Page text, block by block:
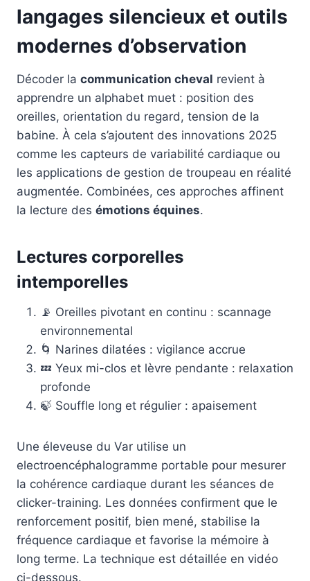
langages silencieux et outils
modernes d’observation
Décoder la communication cheval revient à
apprendre un alphabet muet : position des
oreilles, orientation du regard, tension de la
babine. À cela s’ajoutent des innovations 2025
comme les capteurs de variabilité cardiaque ou
les applications de gestion de troupeau en réalité
augmentée. Combinées, ces approches affinent
la lecture des émotions équines.
Lectures corporelles
intemporelles
📡 Oreilles pivotant en continu : scannage
environnemental
🌀 Narines dilatées : vigilance accrue
💤 Yeux mi-clos et lèvre pendante : relaxation
profonde
🍃 Souffle long et régulier : apaisement
Une éleveuse du Var utilise un
electroencéphalogramme portable pour mesurer
la cohérence cardiaque durant les séances de
clicker-training. Les données confirment que le
renforcement positif, bien mené, stabilise la
fréquence cardiaque et favorise la mémoire à
long terme. La technique est détaillée en vidéo
ci-dessous.